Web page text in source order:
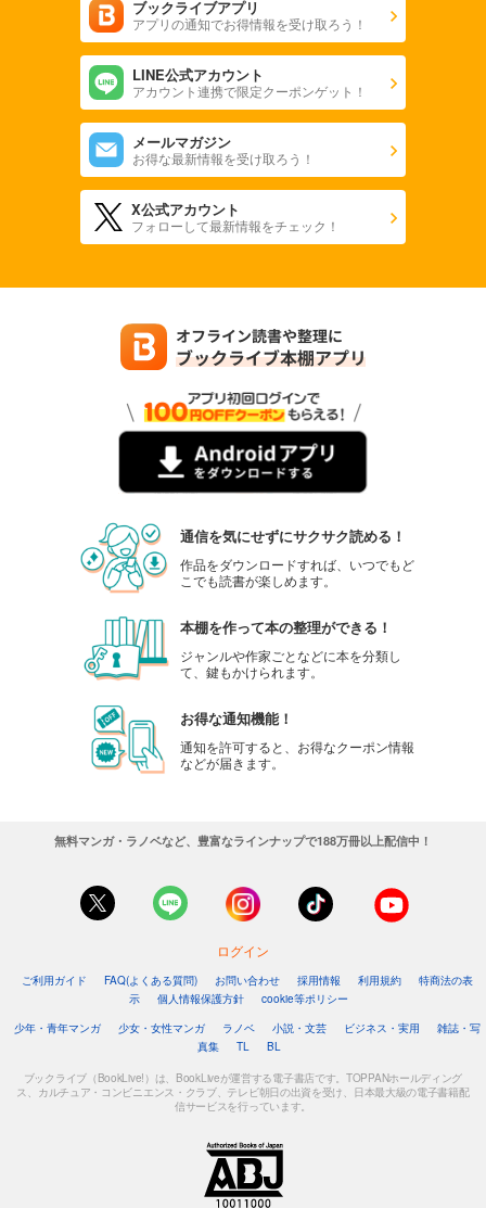
ブックライブアプリ
アプリの通知でお得情報を受け取ろう！
LINE公式アカウント
アカウント連携で限定クーポンゲット！
メールマガジン
お得な最新情報を受け取ろう！
X公式アカウント
フォローして最新情報をチェック！
通信を気にせずにサクサク読める！
作品をダウンロードすれば、いつでもど
こでも読書が楽しめます。
本棚を作って本の整理ができる！
ジャンルや作家ごとなどに本を分類し
て、鍵もかけられます。
お得な通知機能！
通知を許可すると、お得なクーポン情報
などが届きます。
無料マンガ・ラノベなど、豊富なラインナップで188万冊以上配信中！
ログイン
ご利用ガイド FAQ(よくある質問) お問い合わせ 採用情報 利用規約
特商法の表
示
個人情報保護方針
cookie等ポリシー
少年・青年マンガ
少女・女性マンガ ラノベ 小説・文芸 ビジネス・実用
雑誌・写
真集
TL BL
ブックライブ（BookLive!）は、BookLiveが運営する電子書店です。TOPPANホールディング
ス、カルチュア・コンビニエンス・クラブ、テレビ朝日の出資を受け、日本最大級の電子書籍配
信サービスを行っています。